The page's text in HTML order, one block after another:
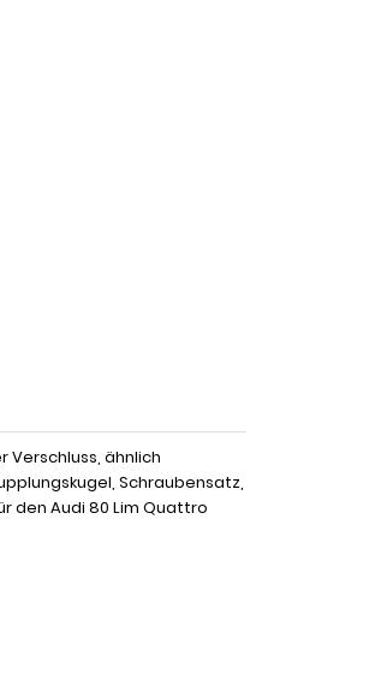
Verschluss, ähnlich
Schraubensatz,
den Audi 80 Lim Quattro